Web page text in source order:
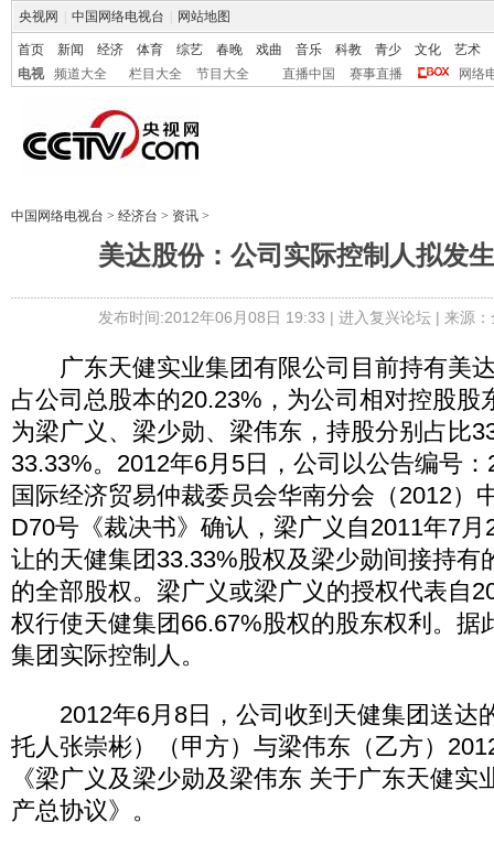
央视网 中国网络电视台 网站地图
首页 新闻 经济 体育 综艺 春晚 戏曲 音乐 科教 青少 文化
艺术
电视
频道大全 栏目大全 节目大全 直播中国 赛事直播 网络
中国网络电视台 > 经济台 > 资讯 >
美达股份：公司实际控制人拟发
发布时间:2012年06月08日 19:33 | 进入复兴论坛| 来源
广东天健实业集团有限公司目前持有美达
占公司总股本的20.23%，为公司相对控股股
为梁广义、梁少勋、梁伟东，持股分别占比
33.33%。2012年6月5日，公司以公告编号
国际经济贸易仲裁委员会华南分会（2012）
D70号《裁决书》确认，梁广义自2011年7
让的天健集团33.33%股权及梁少勋间接持有
的全部股权。梁广义或梁广义的授权代表自
权行使天健集团66.67%股权的股东权利。据
集团实际控制人。
2012年6月8日，公司收到天健集团送达
托人张崇彬）（甲方）与梁伟东（乙方）
《梁广义及梁少勋及梁伟东 关于广东天健实
产总协议》。